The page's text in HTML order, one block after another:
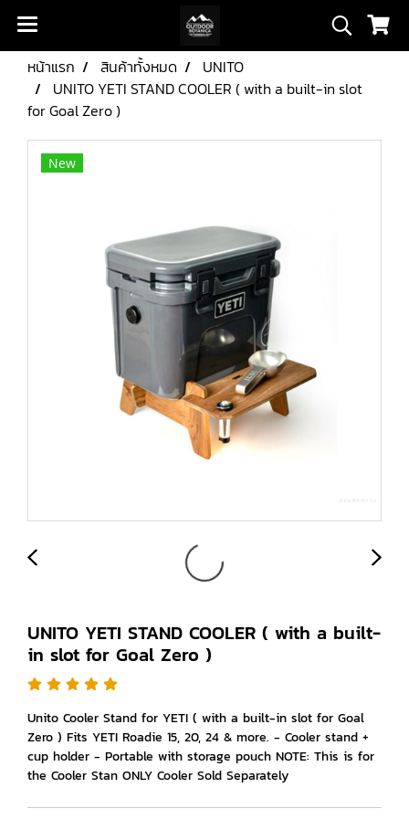
หน้าแรก สินค้าทั้งหมด
UNITO
UNITO YETI STAND COOLER ( with a built-in slot
for Goal Zero )
New
UNITO YETI STAND COOLER ( with a built-
in slot for Goal Zero )
Unito Cooler Stand for YETI ( with a built-in slot for Goal
Zero ) Fits YETI Roadie 15, 20, 24 & more. - Cooler stand +
cup holder - Portable with storage pouch NOTE: This is for
the Cooler Stan ONLY Cooler Sold Separately